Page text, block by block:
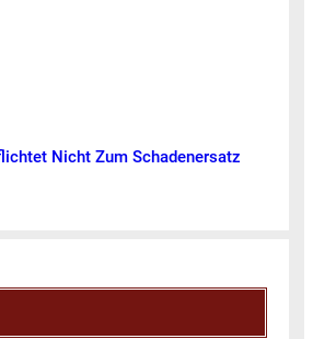
Nicht Zum Schadenersatz